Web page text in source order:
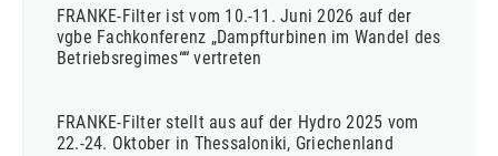
FRANKE-Filter ist vom 10.-11. Juni 2026 auf der
vgbe Fachkonferenz „Dampfturbinen im Wandel des
Betriebsregimes““ vertreten
FRANKE-Filter stellt aus auf der Hydro 2025 vom
22.-24. Oktober in Thessaloniki, Griechenland